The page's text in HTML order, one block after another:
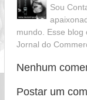
Sou
mundo. Esse blog
Jornal do
Nenhum
Postar um